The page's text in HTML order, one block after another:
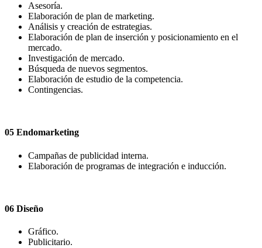
Asesoría.
Elaboración de plan de marketing.
Análisis y creación de estrategias.
Elaboración de plan de inserción y posicionamiento en el
mercado.
Investigación de mercado.
Búsqueda de nuevos segmentos.
Elaboración de estudio de la competencia.
Contingencias.
05 Endomarketing
Campañas de publicidad interna.
Elaboración de programas de integración e inducción.
06 Diseño
Gráfico.
Publicitario.